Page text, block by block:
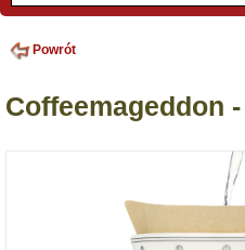
Powrót
Coffeemageddon